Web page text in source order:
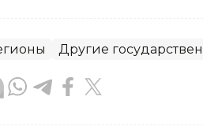
Другие